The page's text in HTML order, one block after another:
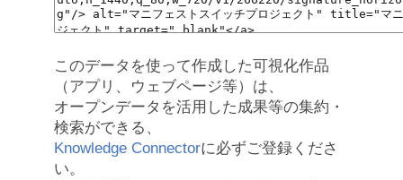
このデータを使って作成した可視化作品
（アプリ、ウェブページ等）は、
オープンデータを活用した成果等の集約・
検索ができる、
Knowledge Connectorに必ずご登録くださ
い。